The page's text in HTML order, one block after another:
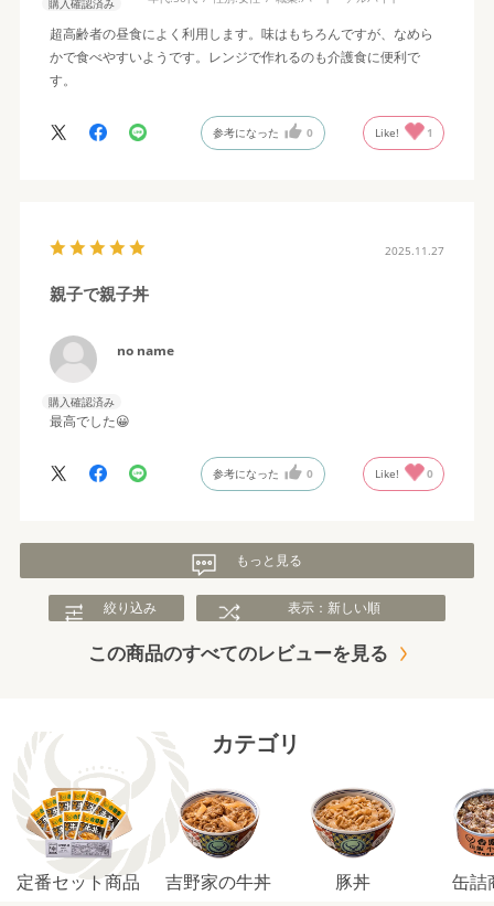
購入確認済み
超高齢者の昼食によく利用します。味はもちろんですが、なめら
かで食べやすいようです。レンジで作れるのも介護食に便利で
す。
参考になった 0 Like! 1
2025.11.27
親子で親子丼
no name
購入確認済み
最高でした😀
参考になった 0 Like! 0
もっと見る
絞り込み 表示：新しい順
この商品のすべてのレビューを見る
カテゴリ
定番セット商品 吉野家の牛丼 豚丼 缶詰